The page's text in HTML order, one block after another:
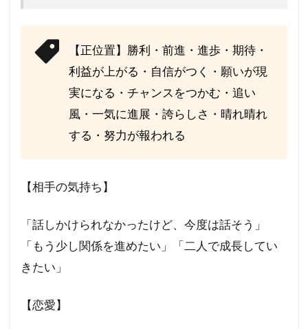
【正位置】勝利・前進・進歩・期待・
利益が上がる・自信がつく・願いが現
実になる・チャンスをつかむ・追い
風・一気に進展・誇らしさ・晴れ晴れ
する・努力が報われる
【相手の気持ち】
「話しかけられなかったけど、今度は話そう」
「もう少し関係を進めたい」「二人で成長してい
きたい」
【恋愛】